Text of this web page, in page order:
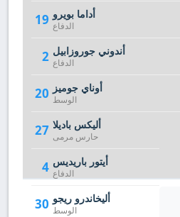
19 أداما بويرو
الدفاع
2 أندوني جوروزابيل
الدفاع
20 أوناي جوميز
الوسط
27 أليكس باديلا
حارس مرمى
4 أيتور باريديس
الدفاع
30 أليخاندرو ريجو
الوسط